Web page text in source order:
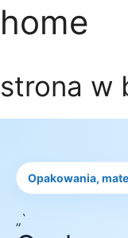
home
strona w
Opakowania,
„`